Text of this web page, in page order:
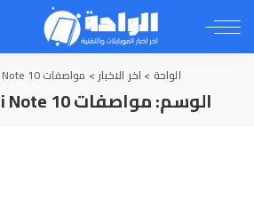
الواحة > اخر الاخبار > مواصفات Xiaomi Redmi Note 10
الوسم:مواصفات Xiaomi Redmi Note 10